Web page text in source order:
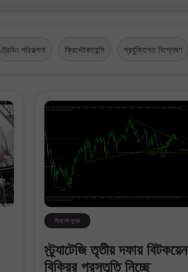
ট্রেডিং পরিকল্পনা ক্রিপ্টোকারেন্সি প্রযুক্তিগত বিশ্লেষণ
ক্রিপ্টো-মুদ্রা
স্ট্র্যাটেজি তৃতীয় দফায় বিটকয়েন
বিক্রির প্রস্তুতি নিচ্ছে
InstaForex Club bonus